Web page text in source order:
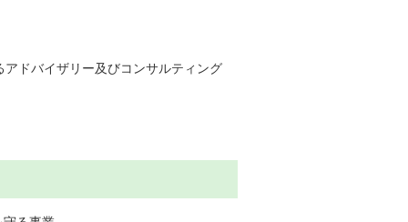
バイザリー及びコンサルティング